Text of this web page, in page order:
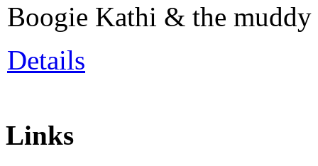
Boogie Kathi & the muddy
Details
Links